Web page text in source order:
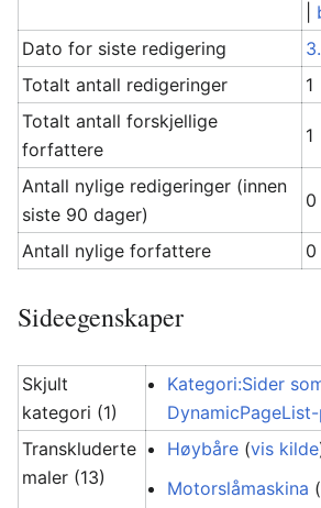
Dato for siste redigering
Totalt antall redigeringer
1
Totalt antall forskjellige
forfattere
1
Antall nylige redigeringer (innen
siste 90 dager)
0
Antall nylige forfattere 0
Sideegenskaper
Skjult
kategori (1)
Kategori:Sider
Transkluderte
maler (13)
Høybåre (vis kilde
Motorslåmaskina (